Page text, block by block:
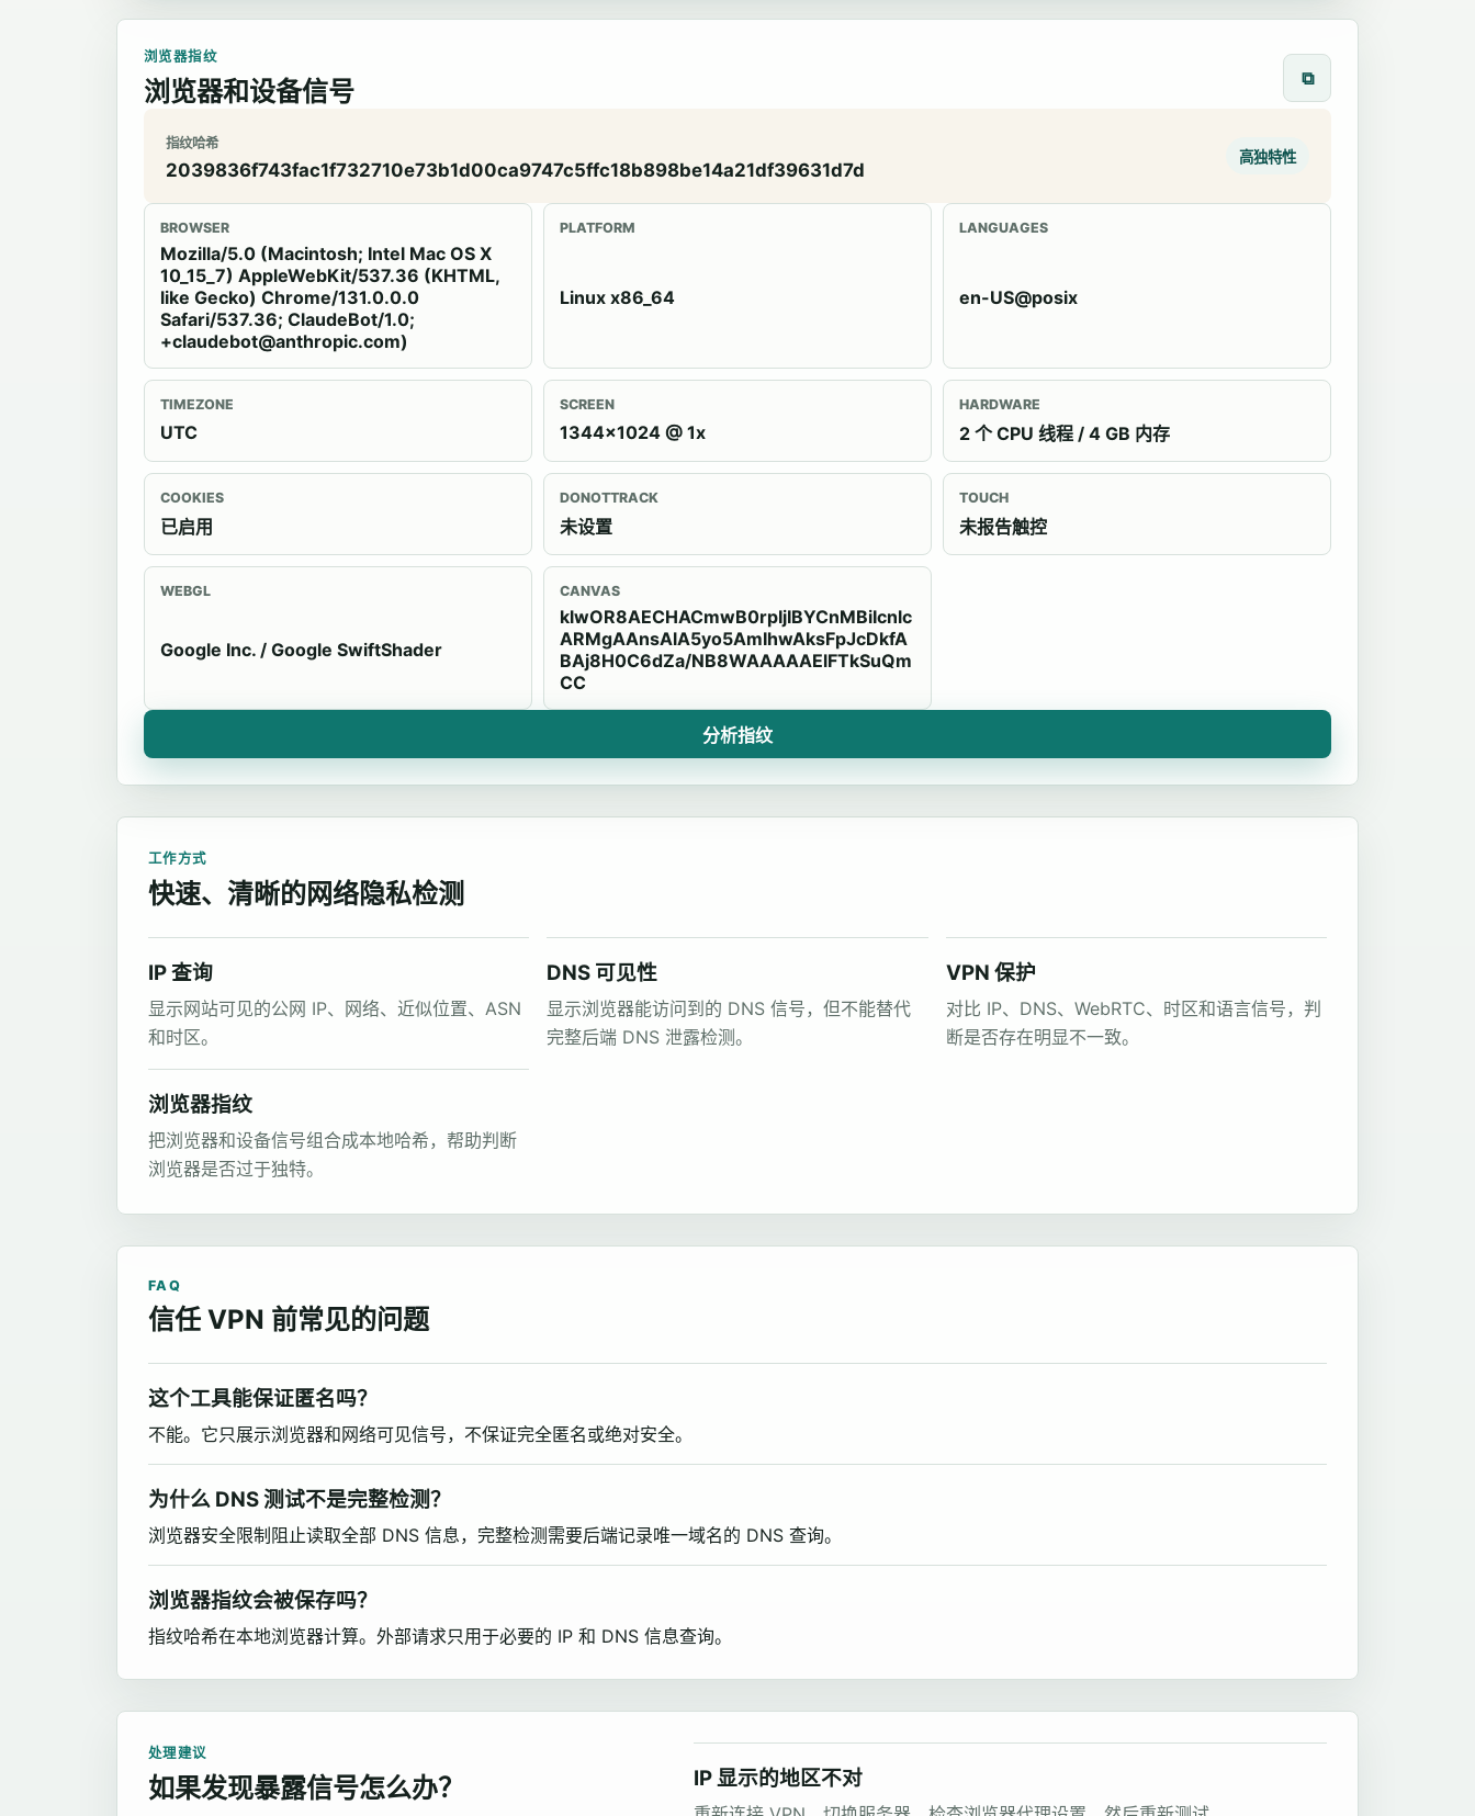
浏览器指纹
浏览器和设备信号 ⧉
指纹哈希
2039836f743fac1f732710e73b1d00ca9747c5ffc18b898be14a21df39631d7d
高独特性
BROWSER
Mozilla/5.0 (Macintosh; Intel Mac OS X
10_15_7) AppleWebKit/537.36 (KHTML,
like Gecko) Chrome/131.0.0.0
Safari/537.36; ClaudeBot/1.0;
+claudebot@anthropic.com)
PLATFORM
Linux x86_64
LANGUAGES
en-US@posix
TIMEZONE
UTC
SCREEN
1344x1024 @ 1x
HARDWARE
2 个 CPU 线程 / 4 GB 内存
COOKIES
已启用
DONOTTRACK
未设置
TOUCH
未报告触控
WEBGL
Google Inc. / Google SwiftShader
CANVAS
klwOR8AECHACmwB0rpIjIBYCnMBiIcnlc
ARMgAAnsAlA5yo5AmIhwAksFpJcDkfA
BAj8H0C6dZa/NB8WAAAAAElFTkSuQm
CC
分析指纹
工作方式
快速、清晰的网络隐私检测
IP 查询
显示网站可见的公网 IP、网络、近似位置、ASN
和时区。
DNS 可见性
显示浏览器能访问到的 DNS 信号，但不能替代
完整后端 DNS 泄露检测。
VPN 保护
对比 IP、DNS、WebRTC、时区和语言信号，判
断是否存在明显不一致。
浏览器指纹
把浏览器和设备信号组合成本地哈希，帮助判断
浏览器是否过于独特。
FAQ
信任 VPN 前常见的问题
这个工具能保证匿名吗？
不能。它只展示浏览器和网络可见信号，不保证完全匿名或绝对安全。
为什么 DNS 测试不是完整检测？
浏览器安全限制阻止读取全部 DNS 信息，完整检测需要后端记录唯一域名的 DNS 查询。
浏览器指纹会被保存吗？
指纹哈希在本地浏览器计算。外部请求只用于必要的 IP 和 DNS 信息查询。
处理建议
如果发现暴露信号怎么办？ IP 显示的地区不对